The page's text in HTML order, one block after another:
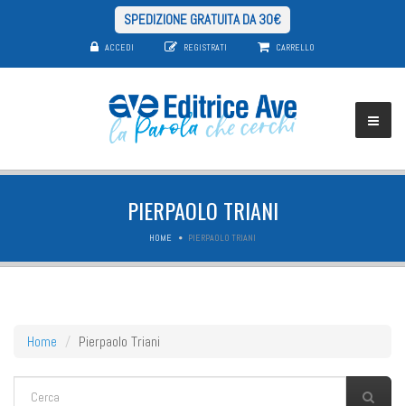
SPEDIZIONE GRATUITA DA 30€
ACCEDI REGISTRATI CARRELLO
PIERPAOLO TRIANI
HOME PIERPAOLO TRIANI
Home Pierpaolo Triani
FORM DI RICERCA